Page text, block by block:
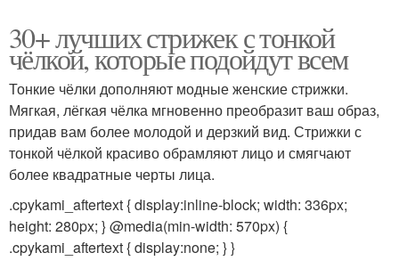
30+ лучших стрижек с тонкой
чёлкой, которые подойдут всем
Тонкие чёлки дополняют модные женские стрижки.
Мягкая, лёгкая чёлка мгновенно преобразит ваш образ,
придав вам более молодой и дерзкий вид. Стрижки с
тонкой чёлкой красиво обрамляют лицо и смягчают
более квадратные черты лица.
.cpykami_aftertext { display:inline-block; width: 336px;
height: 280px; } @media(min-width: 570px) {
.cpykami_aftertext { display:none; } }